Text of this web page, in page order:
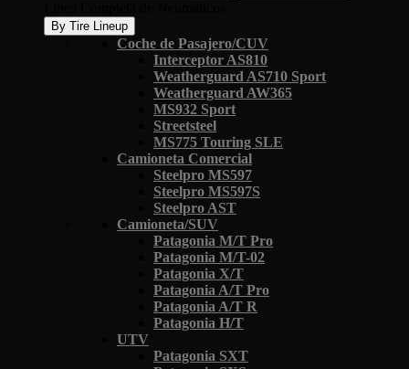
By Tire Lineup
Coche de Pasajero/CUV
Interceptor AS810
Weatherguard AS710 Sport
Weatherguard AW365
MS932 Sport
Streetsteel
MS775 Touring SLE
Camioneta Comercial
Steelpro MS597
Steelpro MS597S
Steelpro AST
Camioneta/SUV
Patagonia M/T Pro
Patagonia M/T-02
Patagonia X/T
Patagonia A/T Pro
Patagonia A/T R
Patagonia H/T
UTV
Patagonia SXT